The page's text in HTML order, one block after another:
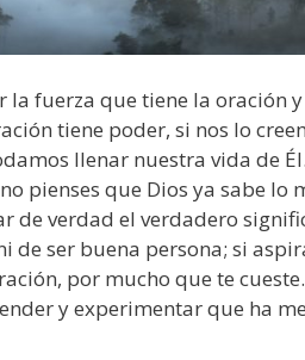
fuerza que tiene la oración
tiene poder, si nos lo
llenar nuestra vida de
pienses que Dios ya sabe lo
de verdad el verdadero
de ser buena persona; si
por mucho que te
y experimentar que ha